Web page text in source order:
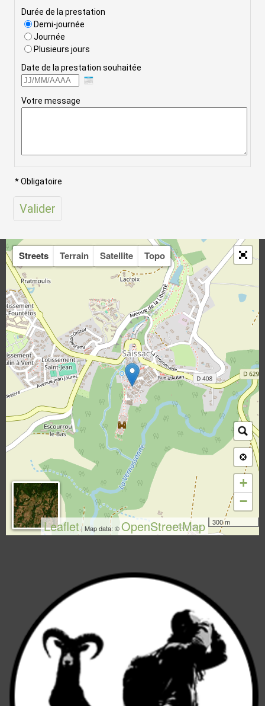
Durée de la prestation
Demi-journée
Journée
Plusieurs jours
Date de la prestation souhaitée
Votre message
Streets Terrain Satellite Topo
+
−
300 m
Leaflet| Map data: ©OpenStreetMap